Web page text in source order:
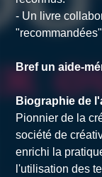
- Un livre
Bref un aide-
Biographie de
Pionnier de la
société de
enrichi la
l'utilisation des